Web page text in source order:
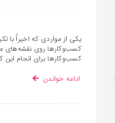
یکی از مواردی که اخیراً با
کسب‌وکارها روی نقشه‌های
کسب‌وکارها برای انجام این
ادامه خواندن